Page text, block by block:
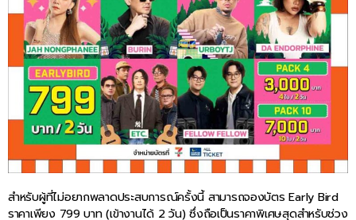
สำหรับผู้ที่ไม่อยากพลาดประสบการณ์ครั้งนี้ สามารถจองบัตร Early Bird
ราคาเพียง 799 บาท (เข้างานได้ 2 วัน) ซึ่งถือเป็นราคาพิเศษสุดสำหรับช่วง